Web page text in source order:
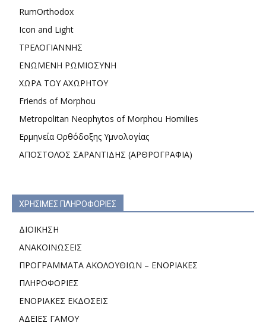
RumOrthodox
Icon and Light
ΤΡΕΛΟΓΙΑΝΝΗΣ
ΕΝΩΜΕΝΗ ΡΩΜΙΟΣΥΝΗ
ΧΩΡΑ ΤΟΥ ΑΧΩΡΗΤΟΥ
Friends of Morphou
Metropolitan Neophytos of Morphou Homilies
Ερμηνεία Ορθόδοξης Υμνολογίας
ΑΠΟΣΤΟΛΟΣ ΣΑΡΑΝΤΙΔΗΣ (ΑΡΘΡΟΓΡΑΦΙΑ)
ΧΡΗΣΙΜΕΣ ΠΛΗΡΟΦΟΡΙΕΣ
ΔΙΟΙΚΗΣΗ
ΑΝΑΚΟΙΝΩΣΕΙΣ
ΠΡΟΓΡΑΜΜΑΤΑ ΑΚΟΛΟΥΘΙΩΝ – ΕΝΟΡΙΑΚΕΣ
ΠΛΗΡΟΦΟΡΙΕΣ
ΕΝΟΡΙΑΚΕΣ ΕΚΔΟΣΕΙΣ
ΑΔΕΙΕΣ ΓΑΜΟΥ